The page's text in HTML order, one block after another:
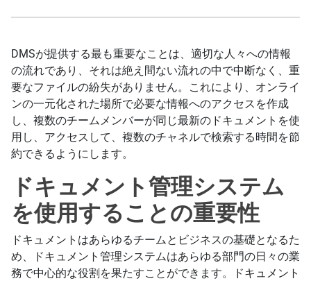
DMSが提供する最も重要なことは、適切な人々への情報
の流れであり、それは絶え間ない流れの中で中断なく、重
要なファイルの紛失がありません。これにより、オンライ
ンの一元化された場所で必要な情報へのアクセスを作成
し、複数のチームメンバーが同じ最新のドキュメントを使
用し、アクセスして、複数のチャネルで検索する時間を節
約できるようにします。
ドキュメント管理システム
を使用することの重要性
ドキュメントはあらゆるチームとビジネスの基礎となるた
め、ドキュメント管理システムはあらゆる部門の日々の業
務で中心的な役割を果たすことができます。ドキュメント